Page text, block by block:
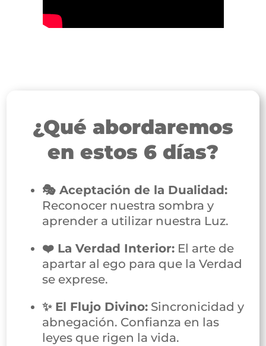
¿Qué abordaremos
en estos 6 días?
🎭 Aceptación de la Dualidad:
Reconocer nuestra sombra y
aprender a utilizar nuestra Luz.
❤️ La Verdad Interior: El arte de
apartar al ego para que la Verdad
se exprese.
✨ El Flujo Divino: Sincronicidad y
abnegación. Confianza en las
leyes que rigen la vida.